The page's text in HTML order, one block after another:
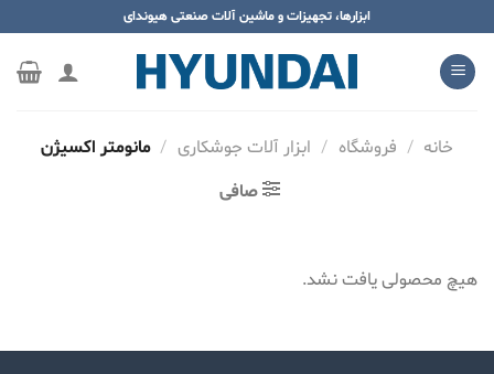
محتوا
بروید
ابزارها، تجهیزات و ماشین آلات صنعتی هیوندای
خانه / فروشگاه / ابزار آلات جوشکاری / مانومتر اکسیژن
صافی
هیچ محصولی یافت نشد.